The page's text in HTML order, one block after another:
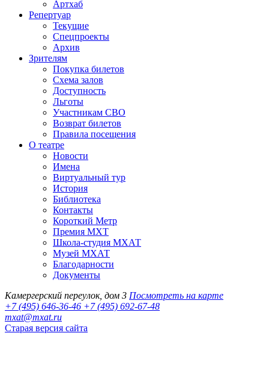
Артхаб
Репертуар
Текущие
Спецпроекты
Архив
Зрителям
Покупка билетов
Схема залов
Доступность
Льготы
Участникам СВО
Возврат билетов
Правила посещения
О театре
Новости
Имена
Виртуальный тур
История
Библиотека
Контакты
Короткий Метр
Премия МХТ
Школа-студия МХАТ
Музей МХАТ
Благодарности
Документы
Камергерский переулок, дом 3 Посмотреть на карте
+7 (495) 646-36-46 +7 (495) 692-67-48‬
mxat@mxat.ru
Старая версия сайта